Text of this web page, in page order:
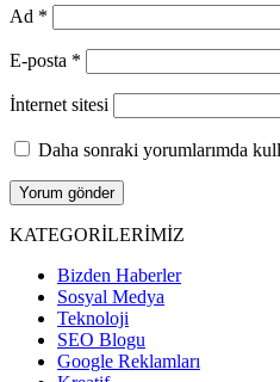
Ad *
E-posta *
İnternet sitesi
Daha sonraki yorumlarımda
KATEGORİLERİMİZ
Bizden Haberler
Sosyal Medya
Teknoloji
SEO Blogu
Google Reklamları